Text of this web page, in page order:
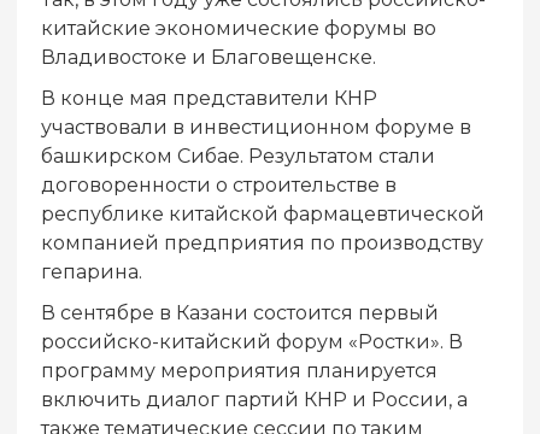
китайские экономические форумы во
Владивостоке и Благовещенске.
В конце мая представители КНР
участвовали в инвестиционном форуме в
башкирском Сибае. Результатом стали
договоренности о строительстве в
республике китайской фармацевтической
компанией предприятия по производству
гепарина.
В сентябре в Казани состоится первый
российско-китайский форум «Ростки». В
программу мероприятия планируется
включить диалог партий КНР и России, а
также тематические сессии по таким